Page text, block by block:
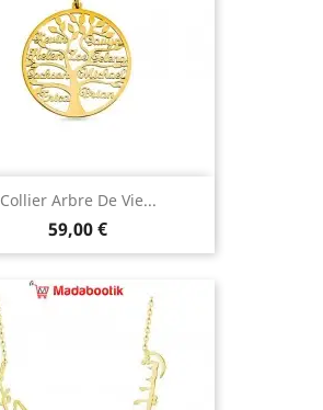
Collier Arbre De Vie...
Prix
59,00 €